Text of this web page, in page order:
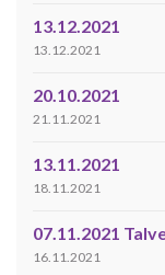
13.12.2021
13.12.2021
20.10.2021
21.11.2021
13.11.2021
18.11.2021
07.11.2021
16.11.2021